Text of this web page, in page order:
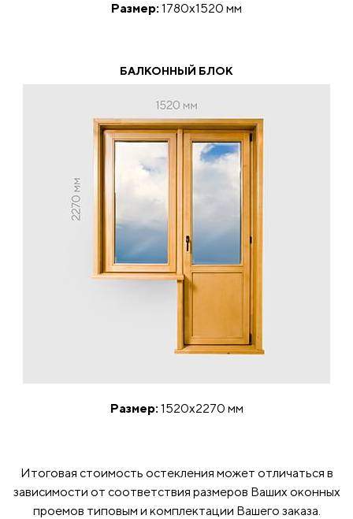
Размер: 1780х1520 мм
БАЛКОННЫЙ БЛОК
Размер: 1520x2270 мм
Итоговая стоимость остекления может отличаться в
зависимости от соответствия размеров Ваших оконных
проемов типовым и комплектации Вашего заказа.